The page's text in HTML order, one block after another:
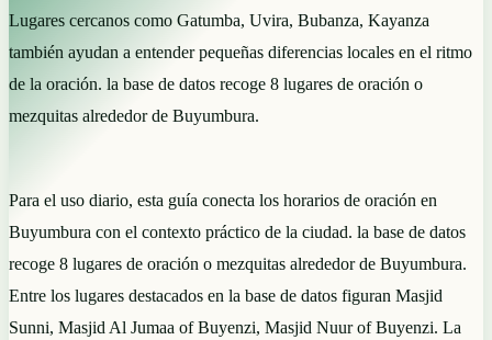
Lugares cercanos como Gatumba, Uvira, Bubanza, Kayanza
también ayudan a entender pequeñas diferencias locales en el ritmo
de la oración. la base de datos recoge 8 lugares de oración o
mezquitas alrededor de Buyumbura.
Para el uso diario, esta guía conecta los horarios de oración en
Buyumbura con el contexto práctico de la ciudad. la base de datos
recoge 8 lugares de oración o mezquitas alrededor de Buyumbura.
Entre los lugares destacados en la base de datos figuran Masjid
Sunni, Masjid Al Jumaa of Buyenzi, Masjid Nuur of Buyenzi. La